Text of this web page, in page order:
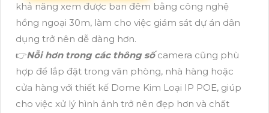
khả năng xem được ban đêm bằng công nghệ
hồng ngoại 30m, làm cho việc giám sát dự án dân
dụng trở nên dễ dàng hơn.
👉Nỗi hơn trong các thông sốcamera cũng phù
hợp để lắp đặt trong văn phòng, nhà hàng hoặc
cửa hàng với thiết kế Dome Kim Loại IP POE, giúp
cho việc xử lý hình ảnh trở nên đẹp hơn và chất